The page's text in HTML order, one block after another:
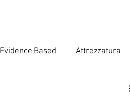
Evidence Based Attrezzatura